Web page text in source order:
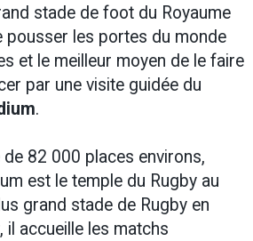
stade de foot du Royaume
pousser les portes du monde
et le meilleur moyen de le faire
par une visite guidée du
.
82 000 places environs,
est le temple du Rugby au
grand stade de Rugby en
il accueille les matchs